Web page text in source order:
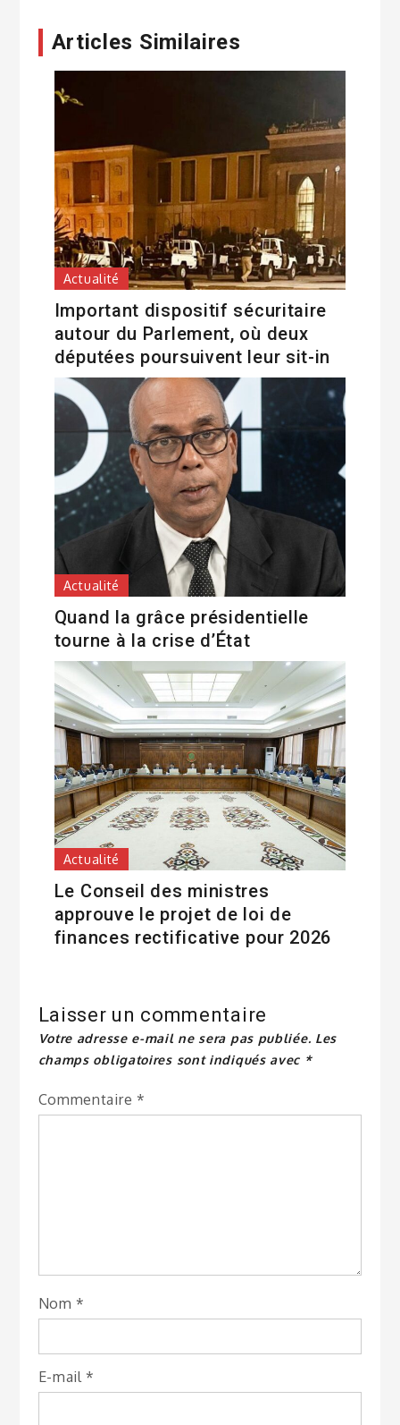
Articles Similaires
Actualité
Important dispositif sécuritaire
autour du Parlement, où deux
députées poursuivent leur sit-in
Actualité
Quand la grâce présidentielle
tourne à la crise d’État
Actualité
Le Conseil des ministres
approuve le projet de loi de
finances rectificative pour 2026
Laisser un commentaire
Votre adresse e-mail ne sera pas publiée. Les
champs obligatoires sont indiqués avec *
Commentaire *
Nom *
E-mail *